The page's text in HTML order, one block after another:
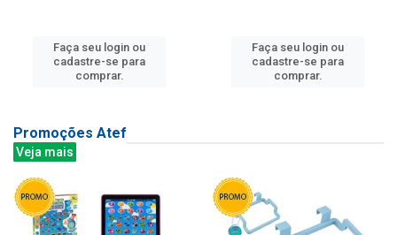
Faça seu login ou
cadastre-se para
comprar.
Faça seu login ou
cadastre-se para
comprar.
Promoções Atef
Veja mais